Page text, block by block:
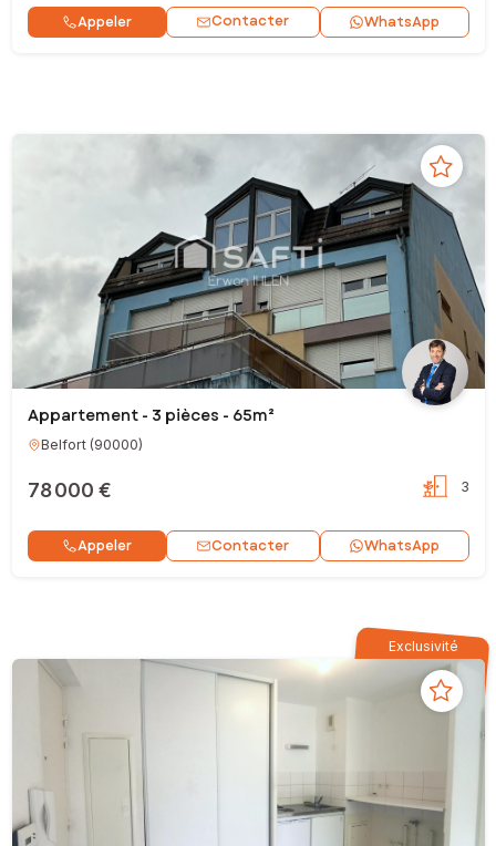
Appeler Contacter WhatsApp
Appartement - 3 pièces - 65m²
Belfort(90000)
78 000 € 3
Appeler Contacter WhatsApp
Exclusivité